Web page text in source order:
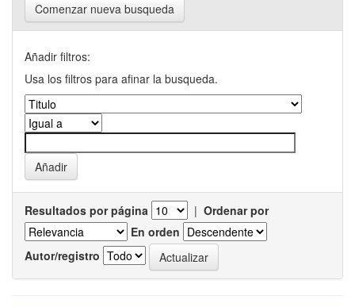
Comenzar nueva busqueda
Añadir filtros:
Usa los filtros para afinar la busqueda.
Resultados por página | Ordenar por
En orden
Autor/registro